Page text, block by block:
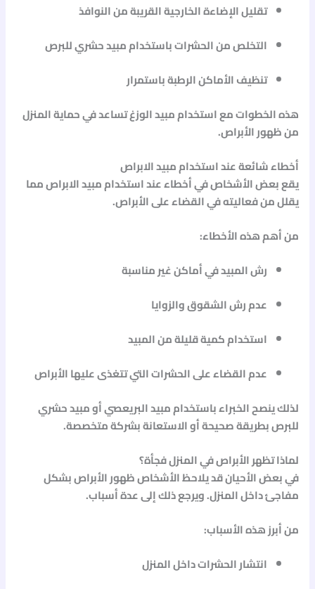
تقليل الإضاءة الخارجية القريبة من النوافذ
التخلص من الحشرات باستخداممبيد حشري للبرص
تنظيف الأماكن الرطبة باستمرار
هذه الخطوات مع استخداممبيد الوزغتساعد في حماية المنزل
من ظهور الأبراص.
أخطاء شائعة عند استخدام مبيد الابراص
يقع بعض الأشخاص في أخطاء عند استخداممبيد الابراصمما
يقلل من فعاليته في القضاء على الأبراص.
من أهم هذه الأخطاء:
رش المبيد في أماكن غير مناسبة
عدم رش الشقوق والزوايا
استخدام كمية قليلة من المبيد
عدم القضاء على الحشرات التي تتغذى عليها الأبراص
لذلك ينصح الخبراء باستخداممبيد البريعصيأومبيد حشري
للبرصبطريقة صحيحة أو الاستعانة بشركة متخصصة.
لماذا تظهر الأبراص في المنزل فجأة؟
في بعض الأحيان قد يلاحظ الأشخاص ظهور الأبراص بشكل
مفاجئ داخل المنزل. ويرجع ذلك إلى عدة أسباب.
من أبرز هذه الأسباب:
انتشار الحشرات داخل المنزل